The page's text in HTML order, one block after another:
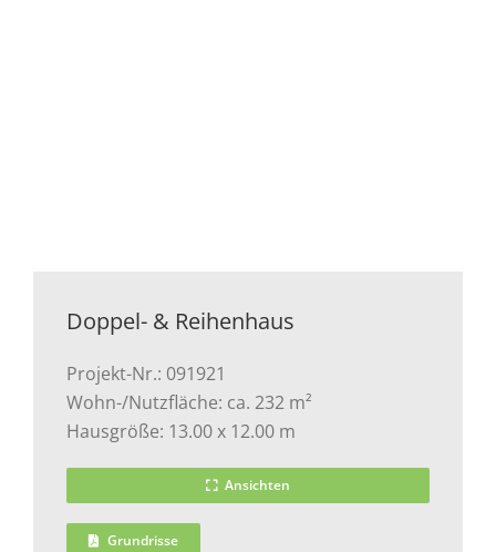
Doppel- & Reihenhaus
Projekt-Nr.: 091921
Wohn-/Nutzfläche: ca. 232 m²
Hausgröße: 13.00 x 12.00 m
Ansichten
Grundrisse